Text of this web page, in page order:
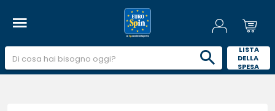
LISTA
DELLA
SPESA